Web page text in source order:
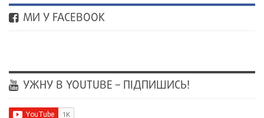
МИ У FACEBOOK
УЖНУ В YOUTUBE – ПІДПИШИСЬ!